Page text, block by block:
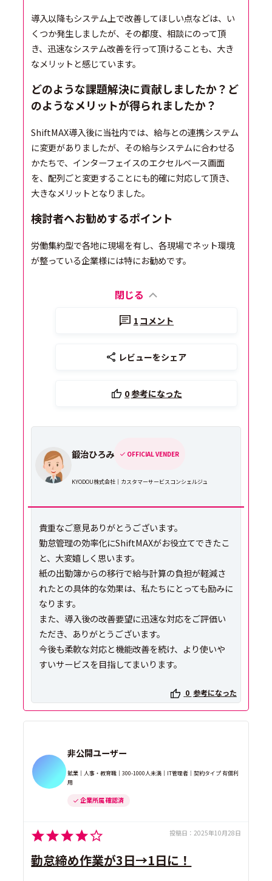
導入以降もシステム上で改善してほしい点などは、い
くつか発生しましたが、その都度、相談にのって頂
き、迅速なシステム改善を行って頂けることも、大き
なメリットと感じています。
どのような課題解決に貢献しましたか？ど
のようなメリットが得られましたか？
ShiftMAX導入後に当社内では、給与との連携システム
に変更がありましたが、その給与システムに合わせる
かたちで、インターフェイスのエクセルベース画面
を、配列ごと変更することにも的確に対応して頂き、
大きなメリットとなりました。
検討者へお勧めするポイント
労働集約型で各地に現場を有し、各現場でネット環境
が整っている企業様には特にお勧めです。
閉じる
1 コメント
レビューをシェア
0参考になった
鍛治ひろみ OFFICIAL VENDER
KYODOU株式会社｜カスタマーサービスコンシェルジュ
貴重なご意見ありがとうございます。
勤怠管理の効率化にShiftMAXがお役立てできたこ
と、大変嬉しく思います。
紙の出勤簿からの移行で給与計算の負担が軽減さ
れたとの具体的な効果は、私たちにとっても励みに
なります。
また、導入後の改善要望に迅速な対応をご評価い
ただき、ありがとうございます。
今後も柔軟な対応と機能改善を続け、より使いや
すいサービスを目指してまいります。
0 参考になった
非公開ユーザー
鉱業｜人事・教育職｜300-1000人未満｜IT管理者｜契約タイプ 有償利
用
企業所属 確認済
投稿日： 2025年10月28日
勤怠締め作業が3日→1日に！